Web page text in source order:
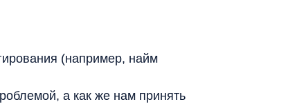
(например, найм
а как же нам принять